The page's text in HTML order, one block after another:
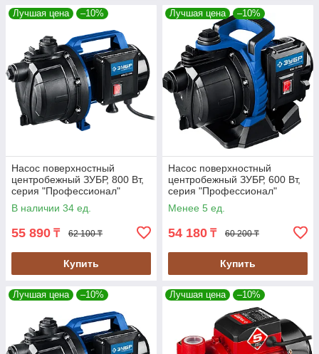
Лучшая цена –10%
Насос поверхностный
центробежный ЗУБР, 800 Вт,
серия "Профессионал"
(НПЦ-Т3-800)
В наличии 34 ед.
55 890 ₸ 62 100 ₸
Купить
Лучшая цена –10%
Насос поверхностный
центробежный ЗУБР, 600 Вт,
серия "Профессионал"
(НПЦ-Т3-600)
Менее 5 ед.
54 180 ₸ 60 200 ₸
Купить
Лучшая цена –10% Лучшая цена –10%